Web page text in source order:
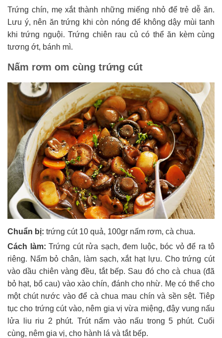
Trứng chín, mẹ xắt thành những miếng nhỏ để trẻ dễ ăn.
Lưu ý, nên ăn trứng khi còn nóng để không dậy mùi tanh
khi trứng nguội. Trứng chiên rau củ có thể ăn kèm cùng
tương ớt, bánh mì.
Nấm rơm om cùng trứng cút
Chuẩn bị: trứng cút 10 quả, 100gr nấm rơm, cà chua.
Cách làm: Trứng cút rửa sạch, đem luộc, bóc vỏ để ra tô
riêng. Nấm bỏ chân, làm sạch, xắt hạt lựu. Cho trứng cút
vào dầu chiên vàng đều, tắt bếp. Sau đó cho cà chua (đã
bỏ hạt, bổ cau) vào xào chín, đánh cho nhừ. Mẹ có thể cho
một chút nước vào để cà chua mau chín và sền sệt. Tiêp
tục cho trứng cút vào, nêm gia vị vừa miệng, đậy vung nấu
lửa liu riu 2 phút. Trút nấm vào nấu trong 5 phút. Cuối
cùng, nêm gia vị, cho hành lá và tắt bếp.